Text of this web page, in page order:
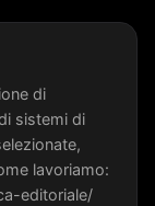
di
sistemi di
lavoriamo:
editoriale/